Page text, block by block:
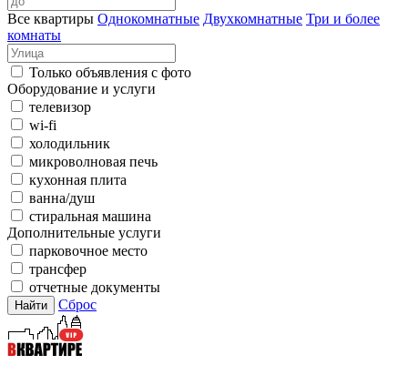
Все квартиры Однокомнатные Двухкомнатные Три и более
комнаты
Только объявления с фото
Оборудование и услуги
телевизор
wi-fi
холодильник
микроволновая печь
кухонная плита
ванна/душ
стиральная машина
Дополнительные услуги
парковочное место
трансфер
отчетные документы
Сброс